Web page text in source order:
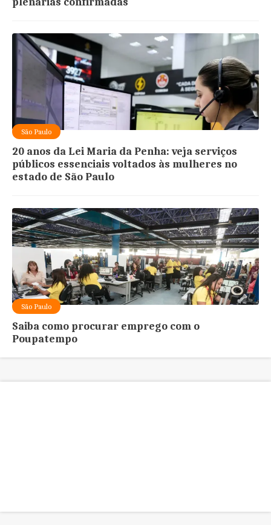
São Paulo
20 anos da Lei Maria da Penha: veja serviços
públicos essenciais voltados às mulheres no
estado de São Paulo
São Paulo
Saiba como procurar emprego com o
Poupatempo